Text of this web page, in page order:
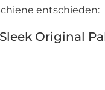
entschieden:
Original